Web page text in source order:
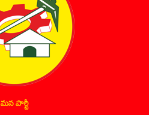
మన పార్టీ